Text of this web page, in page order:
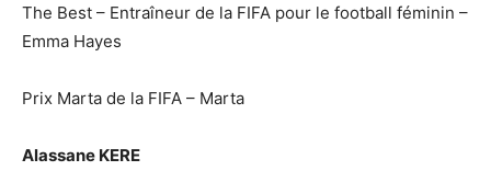
The Best – Entraîneur de la FIFA pour le football féminin –
Emma Hayes
Prix Marta de la FIFA – Marta
Alassane KERE